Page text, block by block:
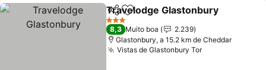
PartilharAdicionar aos favoritos
Travelodge Glastonbury
3 Estrelas
8,3 Muito boa
2.239
Glastonbury, a 15.2 km de Cheddar
Vistas de Glastonbury Tor